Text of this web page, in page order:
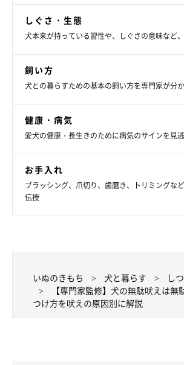
応するなど警戒心を持たれないような工夫も
て、愛犬だけの縄張りを意図的に作ってあげ
す。
しぐさ・生態
犬本来が持っている習性や、しぐさの意味など
飼い方
犬との暮らすための基本の飼い方を専門家が分
健康・病気
愛犬の健康・長生きのために病気のサインを見
お手入れ
ブラッシング、爪切り、歯磨き、トリミングな
伝授
いぬのきもち 犬と暮らす し
【専門家監修】犬の無駄吠えは無
つけ方を吠えの原因別に解説